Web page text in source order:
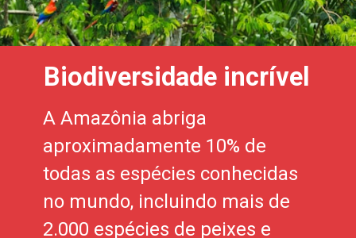
A Amazônia abriga
aproximadamente 10% de
todas as espécies conhecidas
no mundo, incluindo mais de
2.000 espécies de peixes e
Biodiversidade incrível